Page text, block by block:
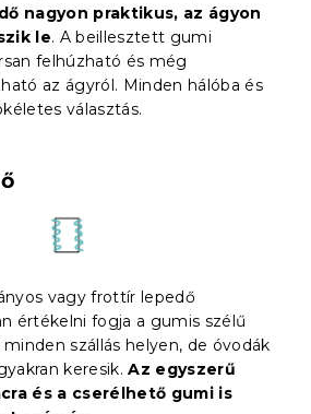
nagyon praktikus, az ágyon
le. A beillesztett gumi
felhúzható és még
az ágyról. Minden hálóba és
választás.
vagy frottír lepedő
értékelni fogja a gumis szélű
szállás helyen, de óvodák
keresik. Az egyszerű
és a cserélhető gumi is